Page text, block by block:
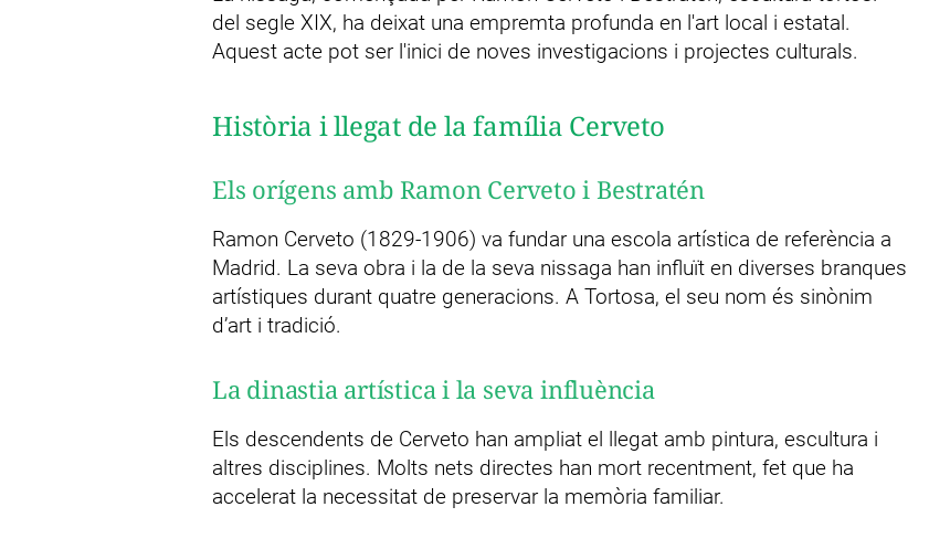
del segle XIX, ha deixat una empremta profunda en l'art local i estatal.
Aquest acte pot ser l'inici de noves investigacions i projectes culturals.
Història i llegat de la família Cerveto
Els orígens amb Ramon Cerveto i Bestratén
Ramon Cerveto (1829-1906) va fundar una escola artística de referència a
Madrid. La seva obra i la de la seva nissaga han influït en diverses branques
artístiques durant quatre generacions. A Tortosa, el seu nom és sinònim
d’art i tradició.
La dinastia artística i la seva influència
Els descendents de Cerveto han ampliat el llegat amb pintura, escultura i
altres disciplines. Molts nets directes han mort recentment, fet que ha
accelerat la necessitat de preservar la memòria familiar.